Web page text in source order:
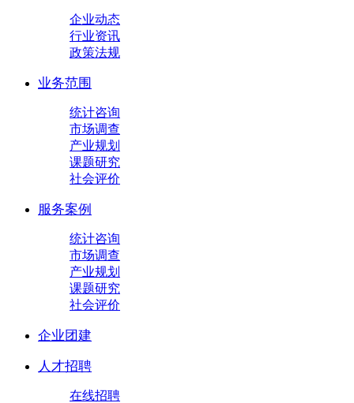
企业动态
行业资讯
政策法规
业务范围
统计咨询
市场调查
产业规划
课题研究
社会评价
服务案例
统计咨询
市场调查
产业规划
课题研究
社会评价
企业团建
人才招聘
在线招聘